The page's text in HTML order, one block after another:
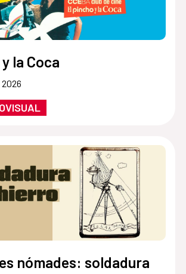
la Coca
nómades: soldadura